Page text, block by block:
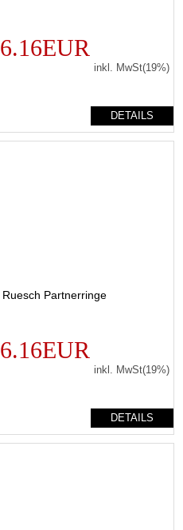
inkl. MwSt(19%)
DETAILS
Partnerringe
inkl. MwSt(19%)
DETAILS